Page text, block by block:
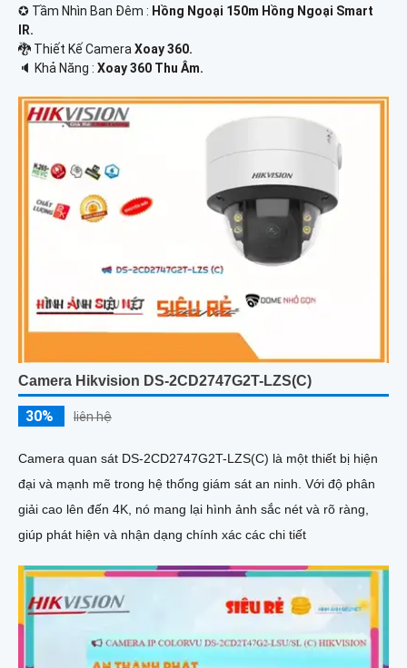
✪ Tầm Nhìn Ban Đêm : Hồng Ngoại 150m Hồng Ngoại Smart
IR.
🐉️ Thiết Kế Camera Xoay 360.
️🔈 Khả Năng : Xoay 360 Thu Âm.
Camera Hikvision DS-2CD2747G2T-LZS(C)
30% liên hệ
Camera quan sát DS-2CD2747G2T-LZS(C) là một thiết bị hiện
đại và mạnh mẽ trong hệ thống giám sát an ninh. Với độ phân
giải cao lên đến 4K, nó mang lại hình ảnh sắc nét và rõ ràng,
giúp phát hiện và nhận dạng chính xác các chi tiết